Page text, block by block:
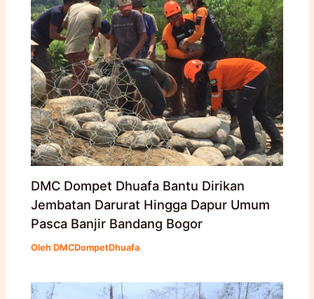
DMC Dompet Dhuafa Bantu Dirikan
Jembatan Darurat Hingga Dapur Umum
Pasca Banjir Bandang Bogor
Oleh DMCDompetDhuafa